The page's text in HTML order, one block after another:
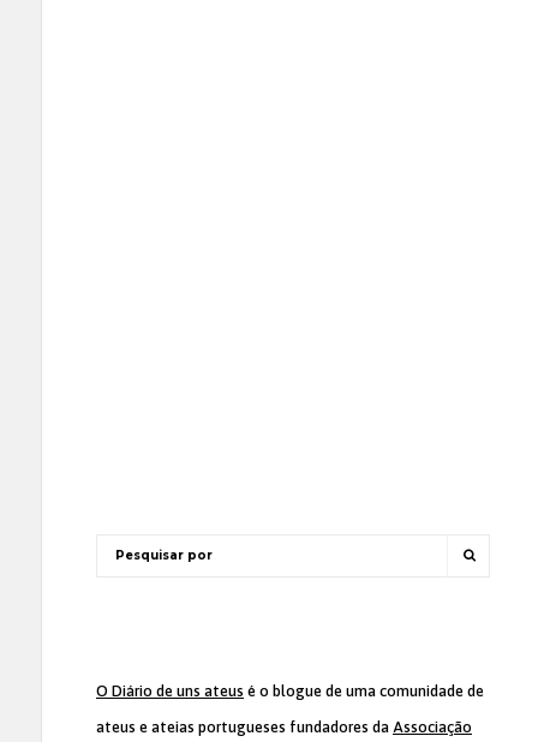
O Diário de uns ateus é o blogue de uma comunidade de
ateus e ateias portugueses fundadores da Associação